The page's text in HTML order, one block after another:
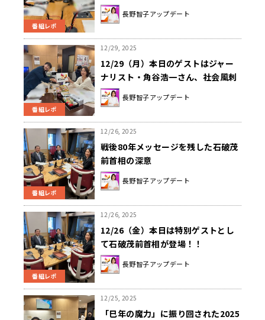
番組レポ
いいのか
長野智子アップデート
番組レポ
12/29, 2025
12/29（月）本日のゲストはジャー
ナリスト・角谷浩一さん、社会風刺
コント集団「ザ•ニュースペーパー」
福本ヒデ さんと 浜田太一 さんでし
長野智子アップデート
番組レポ
12/26, 2025
戦後80年メッセージを残した石破茂
前首相の深意
長野智子アップデート
番組レポ
12/26, 2025
12/26（金）本日は特別ゲストとし
て石破茂前首相が登場！！
長野智子アップデート
12/25, 2025
「巳年の魔力」に振り回された2025